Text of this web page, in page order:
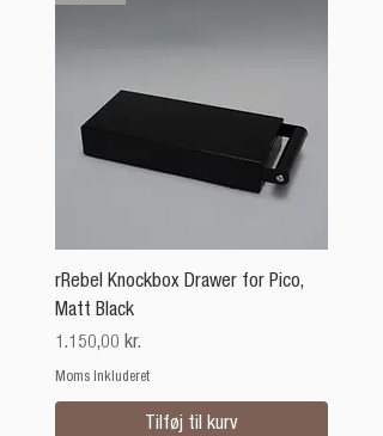
rRebel Knockbox Drawer for Pico,
Matt Black
Pris
1.150,00 kr.
Moms Inkluderet
Tilføj til kurv